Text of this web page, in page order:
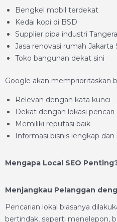
Bengkel mobil terdekat
Kedai kopi di BSD
Supplier pipa industri
Jasa renovasi rumah Jakarta
Toko bangunan dekat sini
Google akan memprioritaskan
Relevan dengan kata kunci
Dekat dengan lokasi pencari
Memiliki reputasi baik
Informasi bisnis lengkap dan
Mengapa Local SEO
Menjangkau Pelanggan
Pencarian lokal biasanya
bertindak, seperti menelepon,